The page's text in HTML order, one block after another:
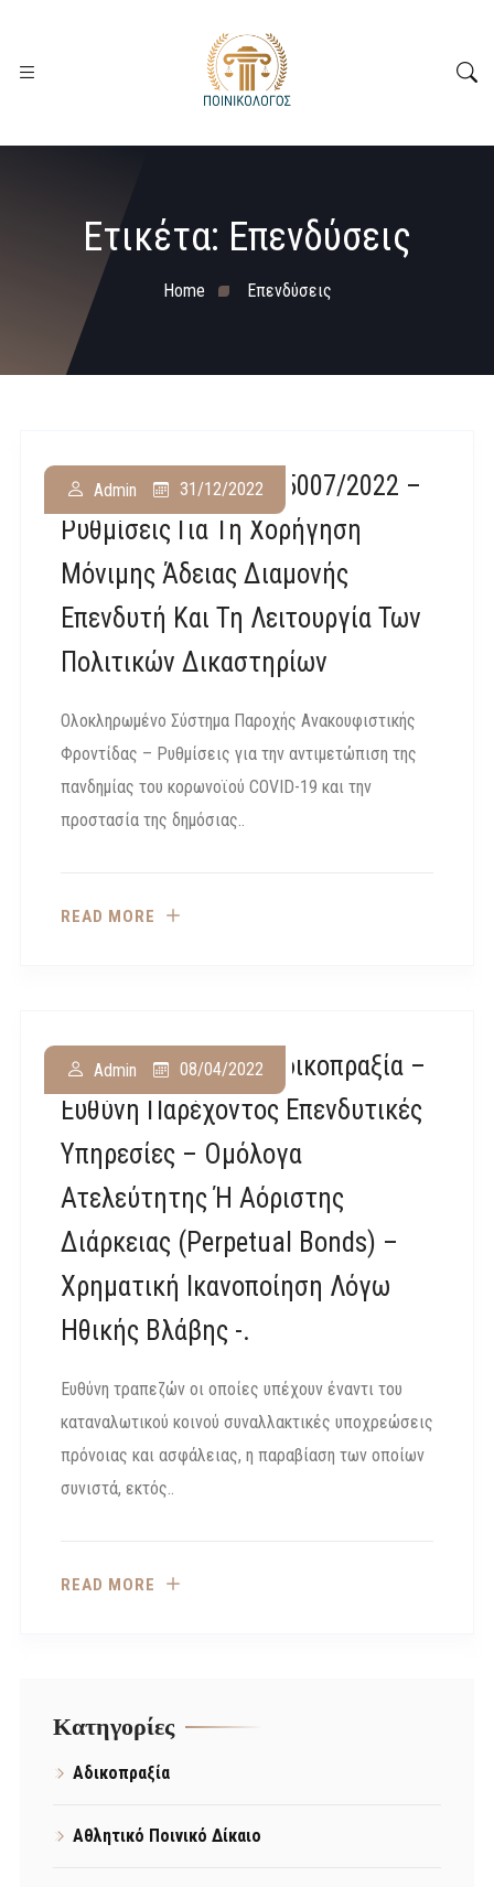
Ετικέτα: Επενδύσεις
Home Επενδύσεις
Δημοσιεύθηκε Ο Ν. 5007/2022 –
Ρυθμίσεις Για Τη Χορήγηση
Μόνιμης Άδειας Διαμονής
Επενδυτή Και Τη Λειτουργία Των
Πολιτικών Δικαστηρίων
Admin 31/12/2022
Ολοκληρωμένο Σύστημα Παροχής Ανακουφιστικής
Φροντίδας – Ρυθμίσεις για την αντιμετώπιση της
πανδημίας του κορωνοϊού COVID-19 και την
προστασία της δημόσιας..
READ MORE
ΠΠρΑθ 1902/2017 Αδικοπραξία –
Ευθύνη Παρέχοντος Επενδυτικές
Υπηρεσίες – Ομόλογα
Ατελεύτητης Ή Αόριστης
Διάρκειας (perpetual Bonds) –
Χρηματική Ικανοποίηση Λόγω
Ηθικής Βλάβης -.
Admin 08/04/2022
Ευθύνη τραπεζών οι οποίες υπέχουν έναντι του
καταναλωτικού κοινού συναλλακτικές υποχρεώσεις
πρόνοιας και ασφάλειας, η παραβίαση των οποίων
συνιστά, εκτός..
READ MORE
Kατηγορίες
Αδικοπραξία
Αθλητικό Ποινικό Δίκαιο